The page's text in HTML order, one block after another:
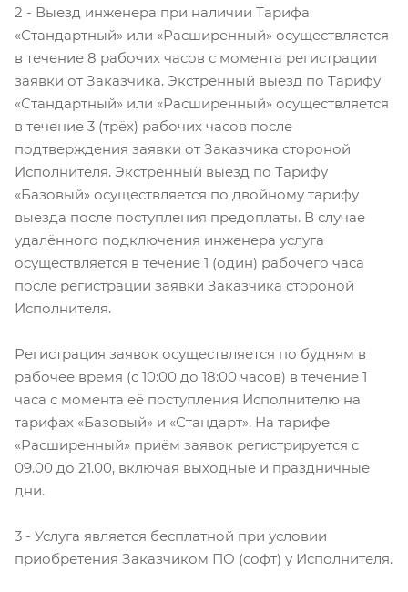
2 - Выезд инженера при наличии Тарифа
«Стандартный» или «Расширенный» осуществляется
в течение 8 рабочих часов с момента регистрации
заявки от Заказчика. Экстренный выезд по Тарифу
«Стандартный» или «Расширенный» осуществляется
в течение 3 (трёх) рабочих часов после
подтверждения заявки от Заказчика стороной
Исполнителя. Экстренный выезд по Тарифу
«Базовый» осуществляется по двойному тарифу
выезда после поступления предоплаты. В случае
удалённого подключения инженера услуга
осуществляется в течение 1 (один) рабочего часа
после регистрации заявки Заказчика стороной
Исполнителя.
Регистрация заявок осуществляется по будням в
рабочее время (с 10:00 до 18:00 часов) в течение 1
часа с момента её поступления Исполнителю на
тарифах «Базовый» и «Стандарт». На тарифе
«Расширенный» приём заявок регистрируется с
09.00 до 21.00, включая выходные и праздничные
дни.
3 - Услуга является бесплатной при условии
приобретения Заказчиком ПО (софт) у Исполнителя.